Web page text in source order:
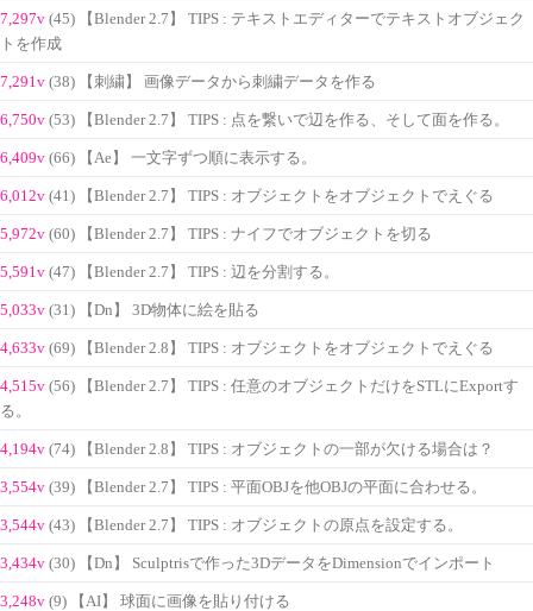
7,297v (45) 【Blender 2.7】 TIPS : テキストエディターでテキストオブジェク
トを作成
7,291v (38) 【刺繍】 画像データから刺繍データを作る
6,750v (53) 【Blender 2.7】 TIPS : 点を繋いで辺を作る、そして面を作る。
6,409v (66) 【Ae】 一文字ずつ順に表示する。
6,012v (41) 【Blender 2.7】 TIPS : オブジェクトをオブジェクトでえぐる
5,972v (60) 【Blender 2.7】 TIPS : ナイフでオブジェクトを切る
5,591v (47) 【Blender 2.7】 TIPS : 辺を分割する。
5,033v (31) 【Dn】 3D物体に絵を貼る
4,633v (69) 【Blender 2.8】 TIPS : オブジェクトをオブジェクトでえぐる
4,515v (56) 【Blender 2.7】 TIPS : 任意のオブジェクトだけをSTLにExportす
る。
4,194v (74) 【Blender 2.8】 TIPS : オブジェクトの一部が欠ける場合は？
3,554v (39) 【Blender 2.7】 TIPS : 平面OBJを他OBJの平面に合わせる。
3,544v (43) 【Blender 2.7】 TIPS : オブジェクトの原点を設定する。
3,434v (30) 【Dn】 Sculptrisで作った3DデータをDimensionでインポート
3,248v (9) 【AI】 球面に画像を貼り付ける